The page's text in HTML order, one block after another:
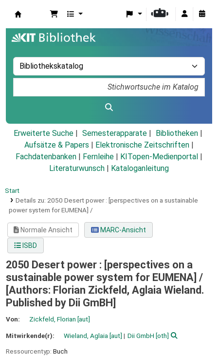
Erweiterte Suche Semesterapparate
Bibliotheken
Aufsätze & Papers
Elektronische Zeitschriften
Fachdatenbanken
Fernleihe KITopen-Medienportal
Literaturwunsch
Kataloganleitung
Start
Details zu: 2050 Desert power : [perspectives on a sustainable
power system for EUMENA] /
Normale Ansicht
MARC-Ansicht
ISBD
2050 Desert power : [perspectives on a
sustainable power system for EUMENA] /
[Authors: Florian Zickfeld, Aglaia Wieland.
Published by Dii GmBH]
Von: Zickfeld, Florian [aut]
Mitwirkende(r): Wieland, Aglaia [aut] Dii GmbH [oth]
Ressourcentyp: Buch